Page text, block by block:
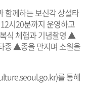
함께하는 보신각 상설타
시20분까지 운영하고
식 체험과 기념촬영 ▲
종 ▲종을 만지며 소원을
)를 통해